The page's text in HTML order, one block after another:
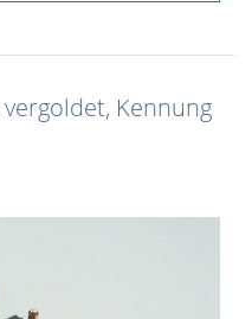
Kennung